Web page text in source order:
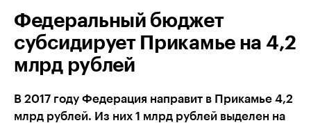
Федеральный бюджет
субсидирует Прикамье на 4,2
млрд рублей
В 2017 году Федерация направит в Прикамье 4,2
млрд рублей. Из них 1 млрд рублей выделен на